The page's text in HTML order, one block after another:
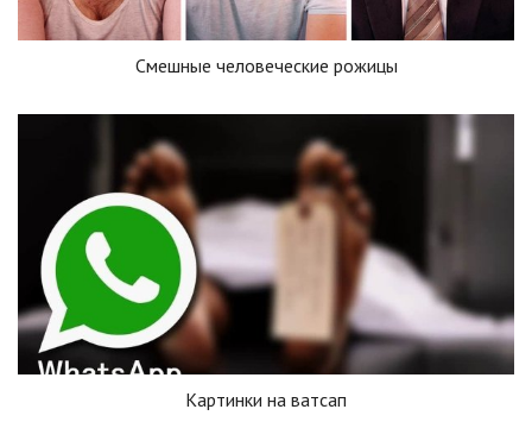
Смешные человеческие рожицы
Картинки на ватсап